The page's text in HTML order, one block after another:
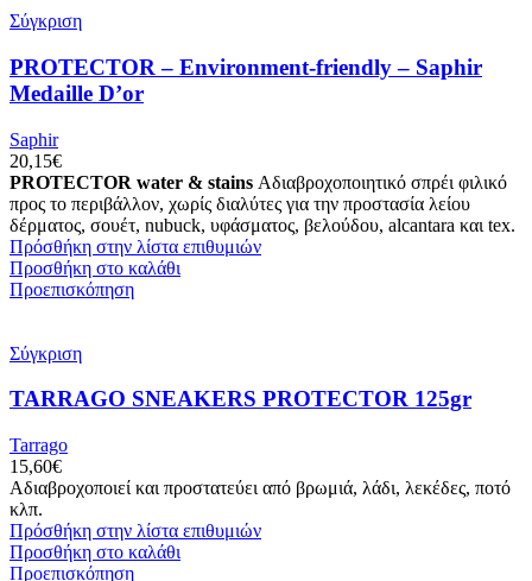
Σύγκριση
PROTECTOR – Environment-friendly – Saphir
Medaille D’or
Saphir
20,15€
PROTECTOR water & stains Αδιαβροχοποιητικό σπρέι φιλικό
προς το περιβάλλον, χωρίς διαλύτες για την προστασία λείου
δέρματος, σουέτ, nubuck, υφάσματος, βελούδου, alcantara και tex.
Πρόσθήκη στην λίστα επιθυμιών
Προσθήκη στο καλάθι
Προεπισκόπηση
Σύγκριση
TARRAGO SNEAKERS PROTECTOR 125gr
Tarrago
15,60€
Αδιαβροχοποιεί και προστατεύει από βρωμιά, λάδι, λεκέδες, ποτό
κλπ.
Πρόσθήκη στην λίστα επιθυμιών
Προσθήκη στο καλάθι
Προεπισκόπηση